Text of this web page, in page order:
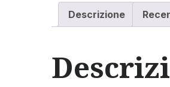
Descrizione